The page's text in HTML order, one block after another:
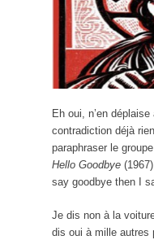
Eh oui, n’en
contradiction déjà
paraphraser le
Hello Goodbye
say goodbye then I
Je dis non à la
dis oui à mille autres